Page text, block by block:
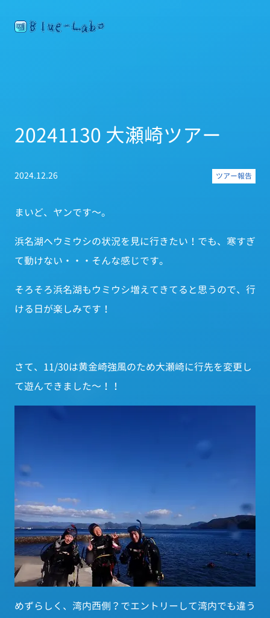
20241130 大瀬崎ツアー
2024.12.26 ツアー報告
まいど、ヤンです～。
浜名湖へウミウシの状況を見に行きたい！でも、寒すぎ
て動けない・・・そんな感じです。
そろそろ浜名湖もウミウシ増えてきてると思うので、行
ける日が楽しみです！
さて、11/30は黄金崎強風のため大瀬崎に行先を変更し
て遊んできました～！！
めずらしく、湾内西側？でエントリーして湾内でも違う